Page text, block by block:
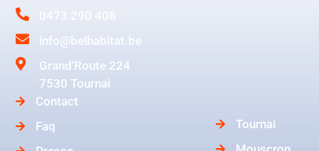
info@belhabitat.be
Grand'Route 224
7530 Tournai
Tournai
Contact
Faq